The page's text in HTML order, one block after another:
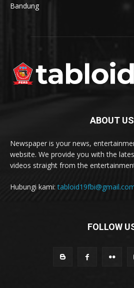
Bandung
ABOUT US
Newspaper is your news,
website. We provide you with the
videos straight from the
Hubungi kami:
FOLLOW